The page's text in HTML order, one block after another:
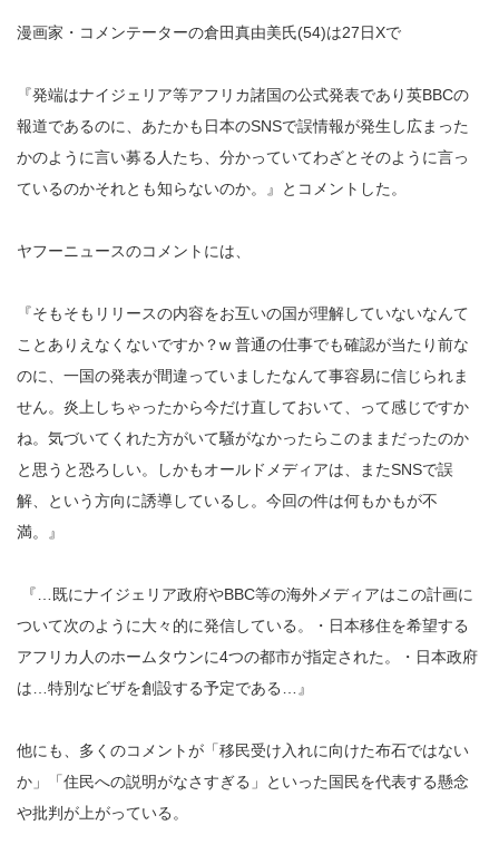
漫画家・コメンテーターの倉田真由美氏(54)は27日Xで
『発端はナイジェリア等アフリカ諸国の公式発表であり英BBCの
報道であるのに、あたかも日本のSNSで誤情報が発生し広まった
かのように言い募る人たち、分かっていてわざとそのように言っ
ているのかそれとも知らないのか。』とコメントした。
ヤフーニュースのコメントには、
『そもそもリリースの内容をお互いの国が理解していないなんて
ことありえなくないですか？w 普通の仕事でも確認が当たり前な
のに、一国の発表が間違っていましたなんて事容易に信じられま
せん。炎上しちゃったから今だけ直しておいて、って感じですか
ね。気づいてくれた方がいて騒がなかったらこのままだったのか
と思うと恐ろしい。しかもオールドメディアは、またSNSで誤
解、という方向に誘導しているし。今回の件は何もかもが不
満。』
『…既にナイジェリア政府やBBC等の海外メディアはこの計画に
ついて次のように大々的に発信している。・日本移住を希望する
アフリカ人のホームタウンに4つの都市が指定された。・日本政府
は…特別なビザを創設する予定である…』
他にも、多くのコメントが「移民受け入れに向けた布石ではない
か」「住民への説明がなさすぎる」といった国民を代表する懸念
や批判が上がっている。